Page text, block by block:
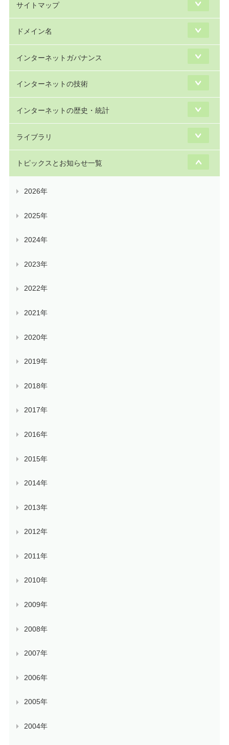
サイトマップ
ドメイン名
インターネットガバナンス
インターネットの技術
インターネットの歴史・統計
ライブラリ
トピックスとお知らせ一覧
2026年
2025年
2024年
2023年
2022年
2021年
2020年
2019年
2018年
2017年
2016年
2015年
2014年
2013年
2012年
2011年
2010年
2009年
2008年
2007年
2006年
2005年
2004年